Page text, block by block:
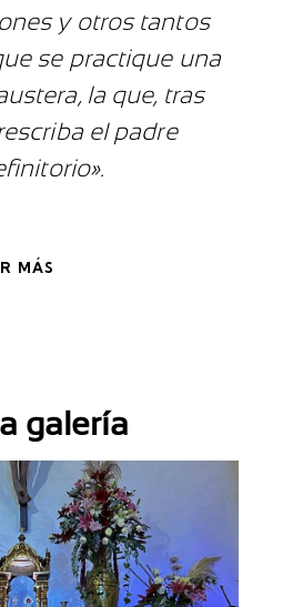
y otros tantos
se practique una
la que, tras
el padre
MÁS
galería